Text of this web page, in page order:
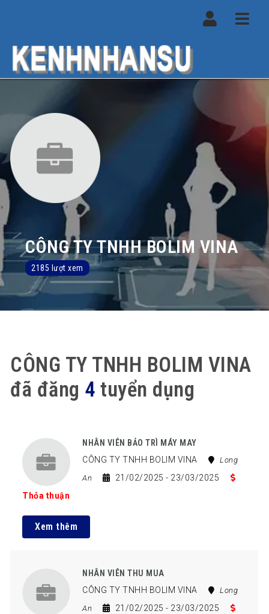
CÔNG TY TNHH BOLIM VINA
2185 lượt xem
CÔNG TY TNHH BOLIM VINA
đã đăng 4 tuyển dụng
NHÂN VIÊN BẢO TRÌ MÁY MAY
CÔNG TY TNHH BOLIM VINA
Long
An
21/02/2025- 23/03/2025
Thỏa thuận
Xem thêm
NHÂN VIÊN THU MUA
CÔNG TY TNHH BOLIM VINA
Long
An
21/02/2025- 23/03/2025